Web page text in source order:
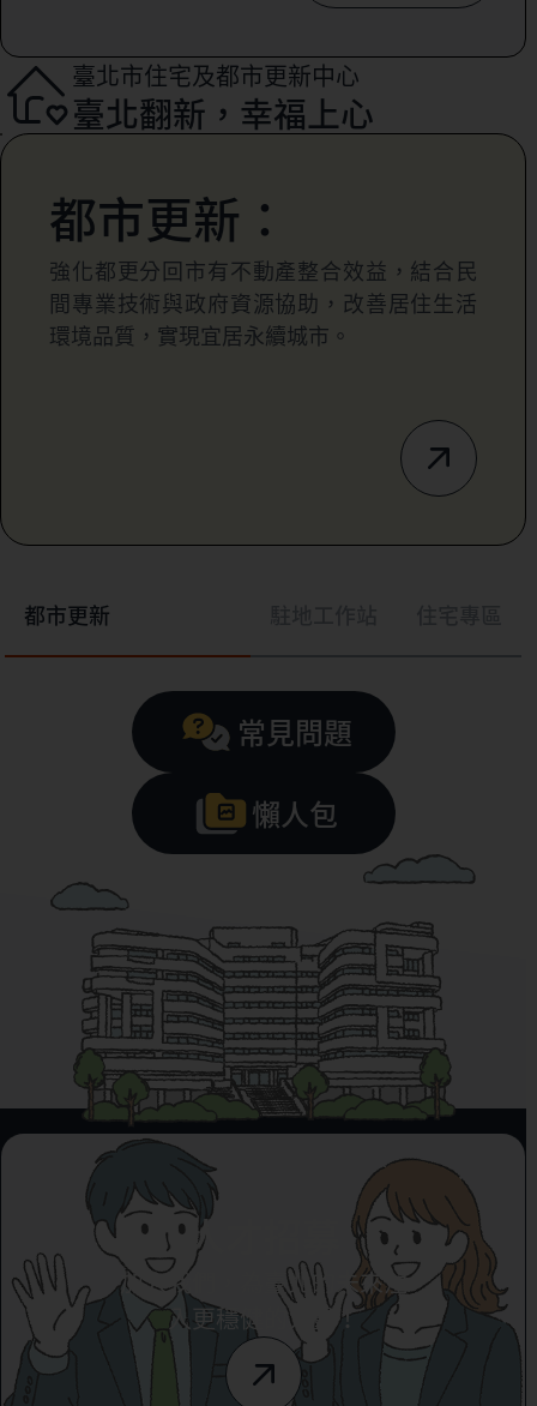
臺北市住宅及都市更新中心
臺北翻新，幸福上心
都市更新
都市更新：
強化都更分回市有不動產整合效益，結合民
間專業技術與政府資源協助，改善居住生活
環境品質，實現宜居永續城市。
常見問題
懶人包
人才招募
加入我們，為臺北的未來注
入更穩健的力量！